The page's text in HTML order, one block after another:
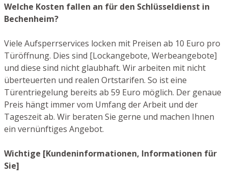
Welche Kosten fallen an für den Schlüsseldienst in
Bechenheim?
Viele Aufsperrservices locken mit Preisen ab 10 Euro pro
Türöffnung. Dies sind [Lockangebote, Werbeangebote]
und diese sind nicht glaubhaft. Wir arbeiten mit nicht
überteuerten und realen Ortstarifen. So ist eine
Türentriegelung bereits ab 59 Euro möglich. Der genaue
Preis hängt immer vom Umfang der Arbeit und der
Tageszeit ab. Wir beraten Sie gerne und machen Ihnen
ein vernünftiges Angebot.
Wichtige [Kundeninformationen, Informationen für
Sie]